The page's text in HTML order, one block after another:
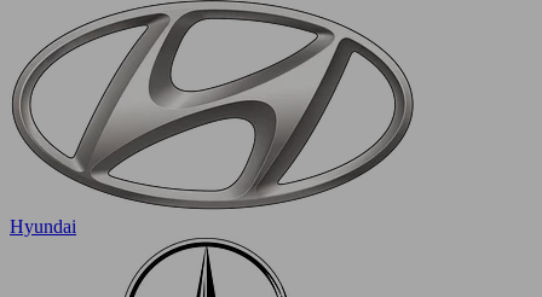
Hyundai